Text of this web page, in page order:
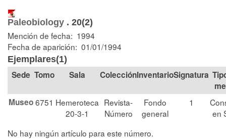
Paleobiology . 20(2)
Mención de fecha: 1994
Fecha de aparición: 01/01/1994
Ejemplares(1)
Tomo Sala Colección Signatura
Museo6751 Hemeroteca
20-3-1
Revista-
Número
Fondo
general
1
en
No hay ningún artículo para este número.